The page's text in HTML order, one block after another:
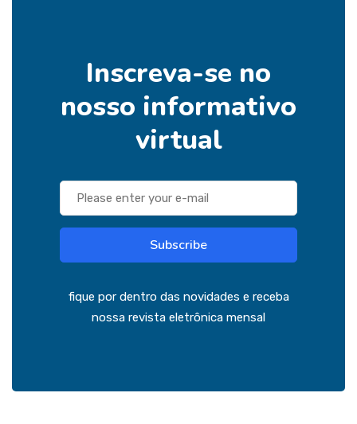
Inscreva-se no
nosso informativo
virtual
Subscribe
fique por dentro das novidades e receba
nossa revista eletrônica mensal